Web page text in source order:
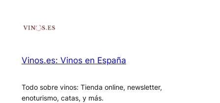
Vinos.es: Vinos en España
Todo sobre vinos: Tienda online, newsletter,
enoturismo, catas, y más.